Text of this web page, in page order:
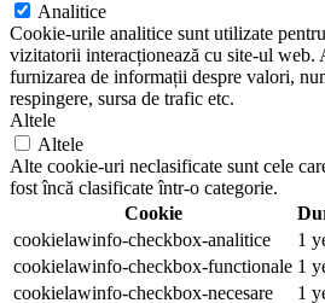
Analitice
Cookie-urile analitice sunt utilizate
vizitatorii interacționează cu site-ul web.
furnizarea de informații despre valori,
respingere, sursa de trafic etc.
Altele
Altele
Alte cookie-uri neclasificate sunt cele
fost încă clasificate într-o categorie.
Cookie
cookielawinfo-checkbox-analitice
1
cookielawinfo-checkbox-functionale 1
cookielawinfo-checkbox-necesare
1